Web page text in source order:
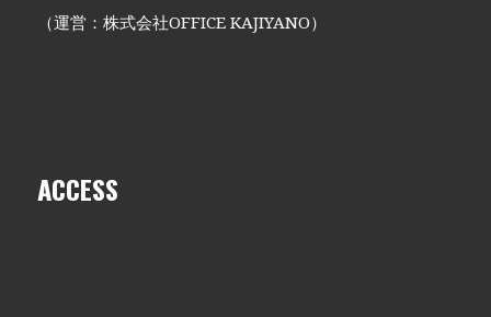
（運営：株式会社OFFICE KAJIYANO）
ACCESS